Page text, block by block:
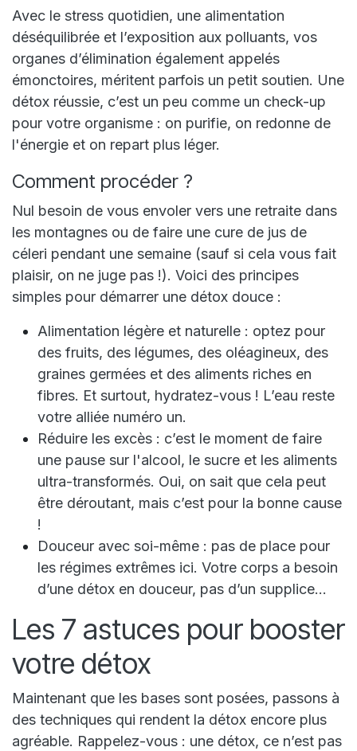
Avec le stress quotidien, une alimentation
déséquilibrée et l’exposition aux polluants, vos
organes d’élimination également appelés
émonctoires, méritent parfois un petit soutien. Une
détox réussie, c’est un peu comme un check-up
pour votre organisme : on purifie, on redonne de
l'énergie et on repart plus léger.
Comment procéder ?
Nul besoin de vous envoler vers une retraite dans
les montagnes ou de faire une cure de jus de
céleri pendant une semaine (sauf si cela vous fait
plaisir, on ne juge pas !). Voici des principes
simples pour démarrer une détox douce :
Alimentation légère et naturelle : optez pour
des fruits, des légumes, des oléagineux, des
graines germées et des aliments riches en
fibres. Et surtout, hydratez-vous ! L’eau reste
votre alliée numéro un.
Réduire les excès : c’est le moment de faire
une pause sur l'alcool, le sucre et les aliments
ultra-transformés. Oui, on sait que cela peut
être déroutant, mais c’est pour la bonne cause
!
Douceur avec soi-même : pas de place pour
les régimes extrêmes ici. Votre corps a besoin
d’une détox en douceur, pas d’un supplice…
Les 7 astuces pour booster
votre détox
Maintenant que les bases sont posées, passons à
des techniques qui rendent la détox encore plus
agréable. Rappelez-vous : une détox, ce n’est pas